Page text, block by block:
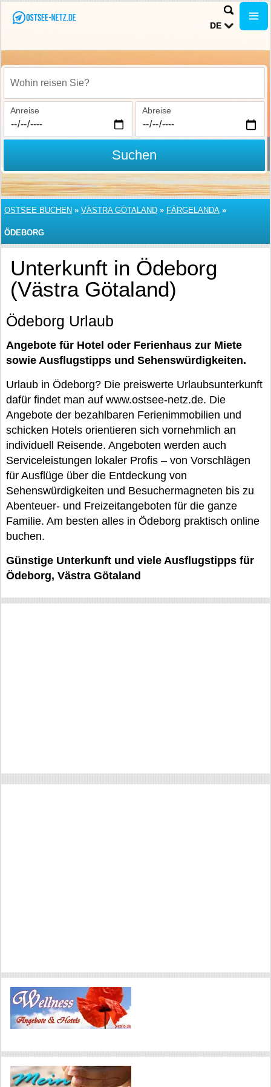
DE
Wohin reisen Sie?
Anreise Abreise
Suchen
OSTSEE BUCHEN » VÄSTRA GÖTALAND » FÄRGELANDA »
ÖDEBORG
Unterkunft in Ödeborg
(Västra Götaland)
Ödeborg Urlaub
Angebote für Hotel oder Ferienhaus zur Miete
sowie Ausflugstipps und Sehenswürdigkeiten.
Urlaub in Ödeborg? Die preiswerte Urlaubsunterkunft
dafür findet man auf www.ostsee-netz.de. Die
Angebote der bezahlbaren Ferienimmobilien und
schicken Hotels orientieren sich vornehmlich an
individuell Reisende. Angeboten werden auch
Serviceleistungen lokaler Profis – von Vorschlägen
für Ausflüge über die Entdeckung von
Sehenswürdigkeiten und Besuchermagneten bis zu
Abenteuer- und Freizeitangeboten für die ganze
Familie. Am besten alles in Ödeborg praktisch online
buchen.
Günstige Unterkunft und viele Ausflugstipps für
Ödeborg, Västra Götaland